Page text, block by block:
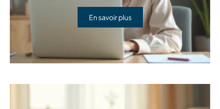
En savoir plus